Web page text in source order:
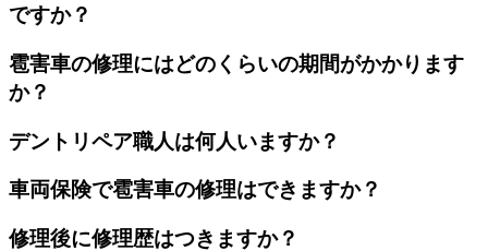
ですか？
雹害車の修理にはどのくらいの期間がかかります
か？
デントリペア職人は何人いますか？
車両保険で雹害車の修理はできますか？
修理後に修理歴はつきますか？